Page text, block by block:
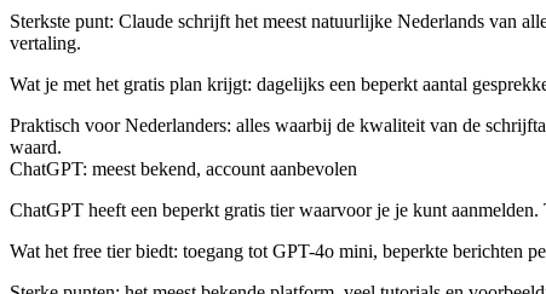
Sterkste punt: Claude schrijft het meest natuurlijke Nederlands van
vertaling.
Wat je met het gratis plan krijgt: dagelijks een beperkt aantal
Praktisch voor Nederlanders: alles waarbij de kwaliteit van de
waard.
ChatGPT: meest bekend, account aanbevolen
ChatGPT heeft een beperkt gratis tier waarvoor je je kunt
Wat het free tier biedt: toegang tot GPT-4o mini, beperkte berichten